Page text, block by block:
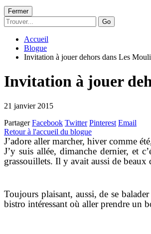
Fermer
Go
Accueil
Blogue
Invitation à jouer dehors dans Les
Invitation à jouer
21 janvier 2015
Partager Facebook Twitter Pinterest Email
Retour à l'accueil du blogue
J’adore aller marcher, hiver comme
J’y suis allée, dimanche dernier, et
grassouillets. Il y avait aussi de
Toujours plaisant, aussi, de se
bistro intéressant où aller prendre un